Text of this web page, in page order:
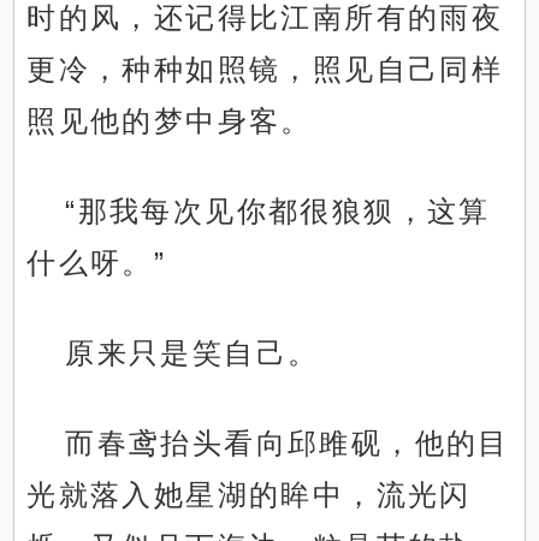
时的风，还记得比江南所有的雨夜
更冷，种种如照镜，照见自己同样
照见他的梦中身客。
“那我每次见你都很狼狈，这算
什么呀。”
原来只是笑自己。
而春鸢抬头看向邱雎砚，他的目
光就落入她星湖的眸中，流光闪